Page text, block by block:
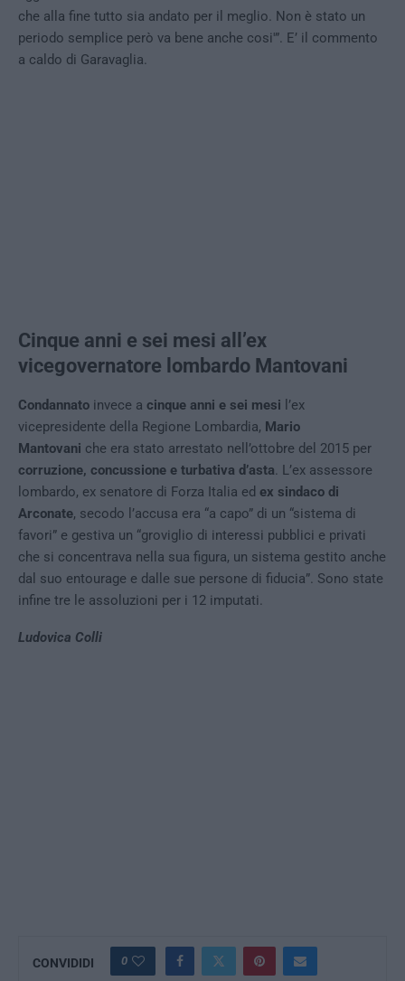
che alla fine tutto sia andato per il meglio. Non è stato un
periodo semplice però va bene anche cosi'”. E’ il commento
a caldo di Garavaglia.
Cinque anni e sei mesi all’ex
vicegovernatore lombardo Mantovani
Condannato invece a cinque anni e sei mesi l’ex
vicepresidente della Regione Lombardia, Mario
Mantovani che era stato arrestato nell’ottobre del 2015 per
corruzione, concussione e turbativa d’asta. L’ex assessore
lombardo, ex senatore di Forza Italia ed ex sindaco di
Arconate, secodo l’accusa era “a capo” di un “sistema di
favori” e gestiva un “groviglio di interessi pubblici e privati
che si concentrava nella sua figura, un sistema gestito anche
dal suo entourage e dalle sue persone di fiducia”. Sono state
infine tre le assoluzioni per i 12 imputati.
Ludovica Colli
CONVIDIDI 0